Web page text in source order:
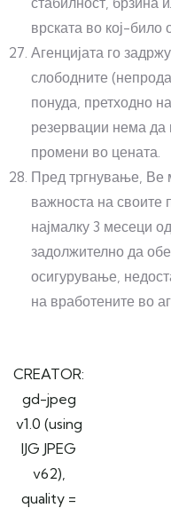
врската во кој-било
Агенцијата го
слободните
понуда, претходно
резервации нема да
промени во цената.
Пред тргнување, Ве
важноста на своите
најмалку 3 месеци
задолжително да
осигурување,
на вработените во
CREATOR:
gd-jpeg
v1.0 (using
IJG JPEG
v62),
quality =